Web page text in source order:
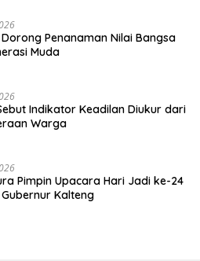
Penanaman Nilai Bangsa
Muda
Indikator Keadilan Diukur dari
Warga
Pimpin Upacara Hari Jadi ke-24
Kalteng